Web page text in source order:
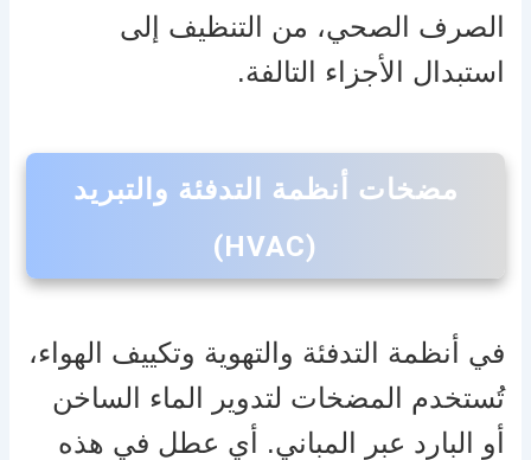
الصرف الصحي، من التنظيف إلى
استبدال الأجزاء التالفة.
مضخات أنظمة التدفئة والتبريد
(HVAC)
في أنظمة التدفئة والتهوية وتكييف الهواء،
تُستخدم المضخات لتدوير الماء الساخن
أو البارد عبر المباني. أي عطل في هذه